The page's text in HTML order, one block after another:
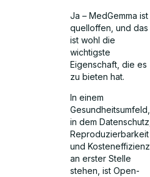
Ja – MedGemma ist
quelloffen, und das
ist wohl die
wichtigste
Eigenschaft, die es
zu bieten hat.
In einem
Gesundheitsumfeld,
in dem Datenschutz,
Reproduzierbarkeit
und Kosteneffizienz
an erster Stelle
stehen, ist Open-